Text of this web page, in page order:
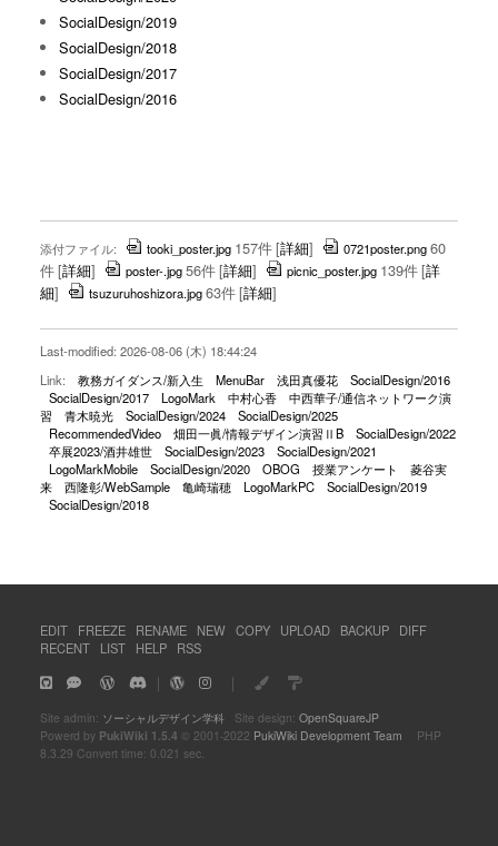
SocialDesign/2019
SocialDesign/2018
SocialDesign/2017
SocialDesign/2016
添付ファイル: tooki_poster.jpg 157件[詳細] 0721poster.png60
件[詳細] poster-.jpg56件[詳細] picnic_poster.jpg 139件[詳
細] tsuzuruhoshizora.jpg63件[詳細]
Last-modified: 2026-08-06 (木) 18:44:24
Link:
教務ガイダンス/新入生 MenuBar 浅田真優花
SocialDesign/2016
SocialDesign/2017
LogoMark 中村心香
中西華子/通信ネットワーク演
習
青木暁光 SocialDesign/2024
SocialDesign/2025
RecommendedVideo
畑田一眞/情報デザイン演習ⅡB
SocialDesign/2022
卒展2023/酒井雄世
SocialDesign/2023
SocialDesign/2021
LogoMarkMobile
SocialDesign/2020 OBOG 授業アンケート
菱谷実
来
西隆彰/WebSample 亀崎瑞穂 LogoMarkPC
SocialDesign/2019
SocialDesign/2018
EDIT FREEZE RENAME NEW COPY UPLOAD BACKUP
DIFF
RECENT
LIST HELP RSS
｜ ｜
Site admin: ソーシャルデザイン学科Site design: OpenSquareJP
Powerd by PukiWiki 1.5.4 © 2001-2022 PukiWiki Development Team PHP
8.3.29 Convert time: 0.021 sec.